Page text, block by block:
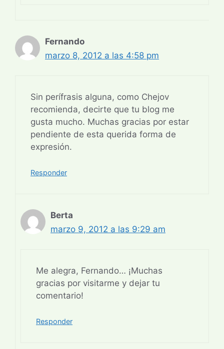
Fernando
marzo 8, 2012 a las 4:58 pm
Sin perífrasis alguna, como Chejov
recomienda, decirte que tu blog me
gusta mucho. Muchas gracias por estar
pendiente de esta querida forma de
expresión.
Responder
Berta
marzo 9, 2012 a las 9:29 am
Me alegra, Fernando… ¡Muchas
gracias por visitarme y dejar tu
comentario!
Responder